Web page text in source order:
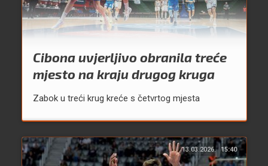
Cibona uvjerljivo obranila treće
mjesto na kraju drugog kruga
Zabok u treći krug kreće s četvrtog mjesta
13.03.2026. 15:40